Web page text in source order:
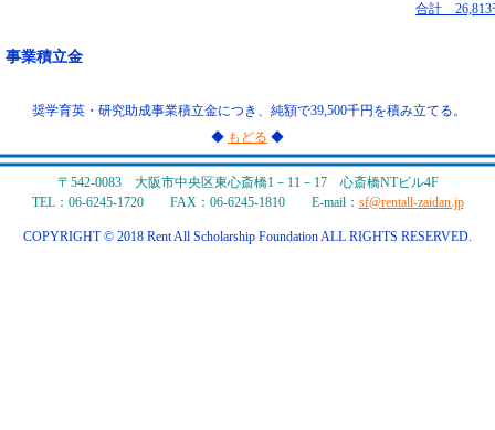
合計 26,813
事業積立金
奨学育英・研究助成事業積立金につき、純額で39,500千円を積み立てる。
◆ もどる ◆
〒542-0083 大阪市中央区東心斎橋1－11－17 心斎橋NTビル4F
TEL：06-6245-1720 FAX：06-6245-1810 E-mail： sf@rentall-zaidan.jp
COPYRIGHT © 2018 Rent All Scholarship Foundation ALL RIGHTS RESERVED.